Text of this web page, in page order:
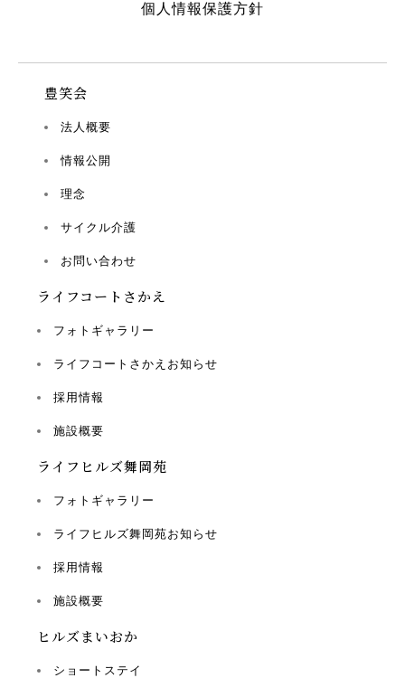
個人情報保護方針
豊笑会
法人概要
情報公開
理念
サイクル介護
お問い合わせ
ライフコートさかえ
フォトギャラリー
ライフコートさかえお知らせ
採用情報
施設概要
ライフヒルズ舞岡苑
フォトギャラリー
ライフヒルズ舞岡苑お知らせ
採用情報
施設概要
ヒルズまいおか
ショートステイ